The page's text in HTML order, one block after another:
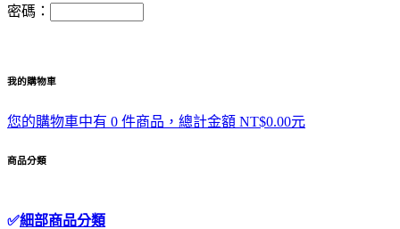
密碼：
我的購物車
您的購物車中有 0 件商品，總計金額 NT$0.00元
商品分類
✅細部商品分類